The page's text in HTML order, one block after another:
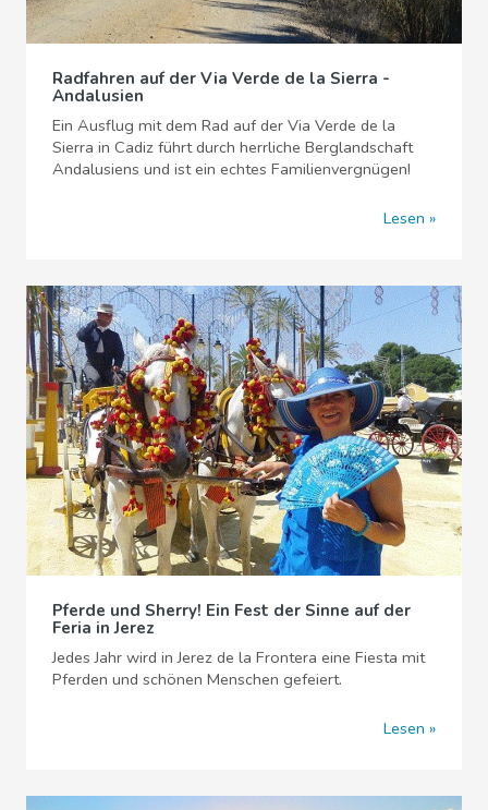
Radfahren auf der Via Verde de la Sierra -
Andalusien
Ein Ausflug mit dem Rad auf der Via Verde de la
Sierra in Cadiz führt durch herrliche Berglandschaft
Andalusiens und ist ein echtes Familienvergnügen!
Lesen
Pferde und Sherry! Ein Fest der Sinne auf der
Feria in Jerez
Jedes Jahr wird in Jerez de la Frontera eine Fiesta mit
Pferden und schönen Menschen gefeiert.
Lesen